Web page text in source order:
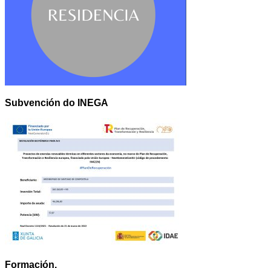
Subvención do INEGA
Formación.